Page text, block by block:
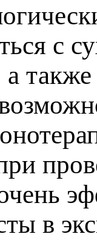
с
а
в